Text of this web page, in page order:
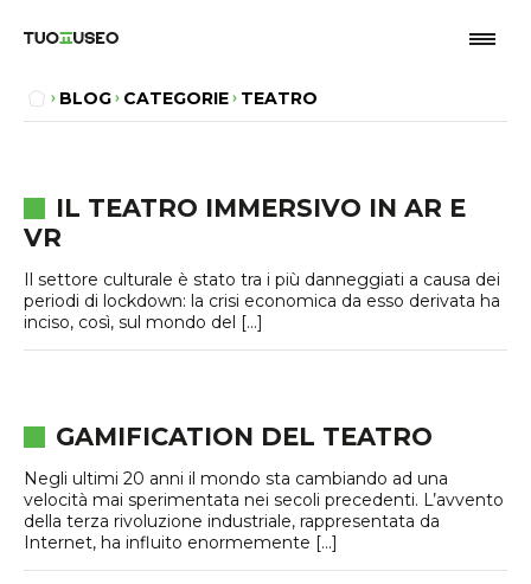
BLOG CATEGORIE TEATRO
IL TEATRO IMMERSIVO IN AR E
VR
Il settore culturale è stato tra i più danneggiati a causa dei
periodi di lockdown: la crisi economica da esso derivata ha
inciso, così, sul mondo del […]
GAMIFICATION DEL TEATRO
Negli ultimi 20 anni il mondo sta cambiando ad una
velocità mai sperimentata nei secoli precedenti. L’avvento
della terza rivoluzione industriale, rappresentata da
Internet, ha influito enormemente […]